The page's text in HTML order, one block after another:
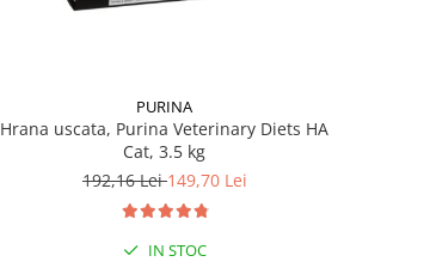
PURINA
Hrana uscata, Purina Veterinary Diets HA
Cat, 3.5 kg
192,16 Lei149,70 Lei
IN STOC